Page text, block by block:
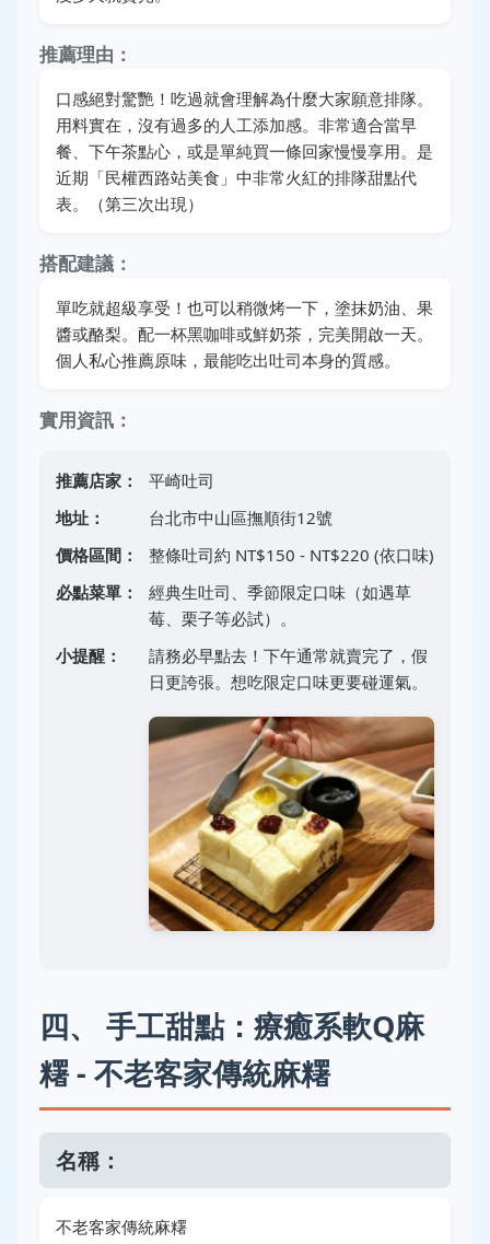
推薦理由：
口感絕對驚艷！吃過就會理解為什麼大家願意排隊。
用料實在，沒有過多的人工添加感。非常適合當早
餐、下午茶點心，或是單純買一條回家慢慢享用。是
近期「民權西路站美食」中非常火紅的排隊甜點代
表。（第三次出現）
搭配建議：
單吃就超級享受！也可以稍微烤一下，塗抹奶油、果
醬或酪梨。配一杯黑咖啡或鮮奶茶，完美開啟一天。
個人私心推薦原味，最能吃出吐司本身的質感。
實用資訊：
推薦店家：
平崎吐司
地址：
台北市中山區撫順街12號
價格區間：
整條吐司約 NT$150 - NT$220 (依口味)
必點菜單：
經典生吐司、季節限定口味（如遇草
莓、栗子等必試）。
小提醒：
請務必早點去！下午通常就賣完了，假
日更誇張。想吃限定口味更要碰運氣。
四、 手工甜點：療癒系軟Q麻
糬 - 不老客家傳統麻糬
名稱：
不老客家傳統麻糬